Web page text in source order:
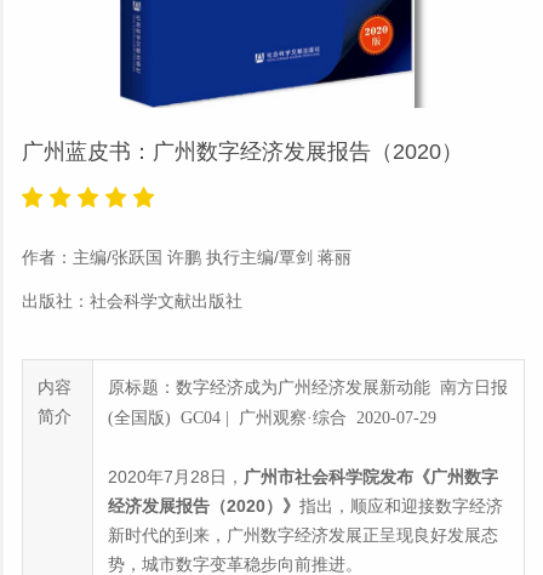
广州蓝皮书：广州数字经济发展报告（2020）
作者：主编/张跃国 许鹏 执行主编/覃剑 蒋丽
出版社：社会科学文献出版社
内容
简介
原标题：数字经济成为广州经济发展新动能 南方日报
(全国版) GC04 | 广州观察·综合 2020-07-29
2020年7月28日， 广州市社会科学院发布《广州数字
经济发展报告（2020）》 指出，顺应和迎接数字经济
新时代的到来，广州数字经济发展正呈现良好发展态
势，城市数字变革稳步向前推进。